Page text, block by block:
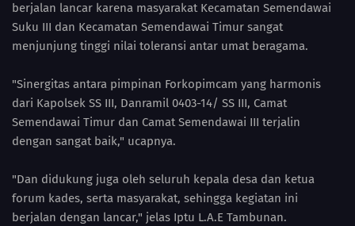
berjalan lancar karena masyarakat Kecamatan Semendawai
Suku III dan Kecamatan Semendawai Timur sangat
menjunjung tinggi nilai toleransi antar umat beragama.
"Sinergitas antara pimpinan Forkopimcam yang harmonis
dari Kapolsek SS III, Danramil 0403-14/ SS III, Camat
Semendawai Timur dan Camat Semendawai III terjalin
dengan sangat baik," ucapnya.
"Dan didukung juga oleh seluruh kepala desa dan ketua
forum kades, serta masyarakat, sehingga kegiatan ini
berjalan dengan lancar," jelas Iptu L.A.E Tambunan.